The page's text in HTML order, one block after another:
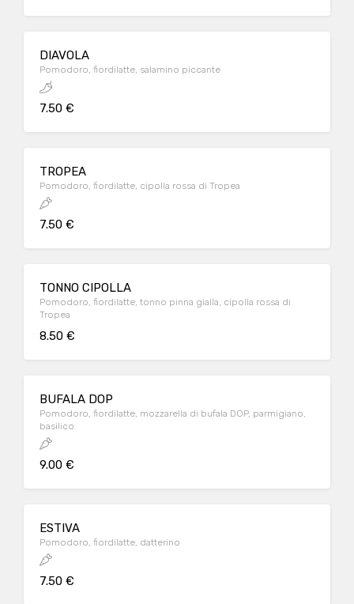
DIAVOLA
Pomodoro, fiordilatte, salamino piccante
7.50 €
TROPEA
Pomodoro, fiordilatte, cipolla rossa di Tropea
7.50 €
TONNO CIPOLLA
Pomodoro, fiordilatte, tonno pinna gialla, cipolla rossa di
Tropea
8.50 €
BUFALA DOP
Pomodoro, fiordilatte, mozzarella di bufala DOP, parmigiano,
basilico
9.00 €
ESTIVA
Pomodoro, fiordilatte, datterino
7.50 €